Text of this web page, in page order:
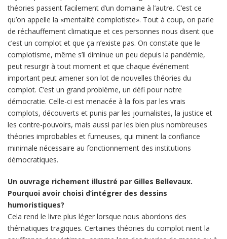
théories passent facilement d’un domaine à l’autre. C’est ce
qu’on appelle la «mentalité complotiste». Tout à coup, on parle
de réchauffement climatique et ces personnes nous disent que
c’est un complot et que ça n’existe pas. On constate que le
complotisme, même s’il diminue un peu depuis la pandémie,
peut resurgir à tout moment et que chaque événement
important peut amener son lot de nouvelles théories du
complot. C’est un grand problème, un défi pour notre
démocratie. Celle-ci est menacée à la fois par les vrais
complots, découverts et punis par les journalistes, la justice et
les contre-pouvoirs, mais aussi par les bien plus nombreuses
théories improbables et fumeuses, qui minent la confiance
minimale nécessaire au fonctionnement des institutions
démocratiques.
Un ouvrage richement illustré par Gilles Bellevaux.
Pourquoi avoir choisi d’intégrer des dessins
humoristiques?
Cela rend le livre plus léger lorsque nous abordons des
thématiques tragiques. Certaines théories du complot nient la